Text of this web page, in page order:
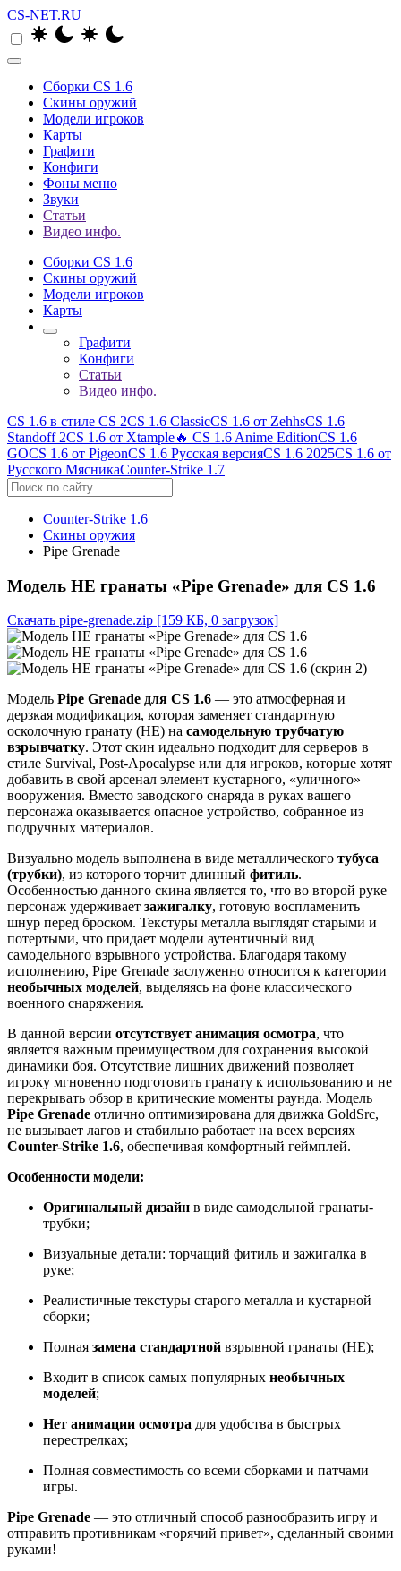
CS-NET.RU
Сборки CS 1.6
Скины оружий
Модели игроков
Карты
Графити
Конфиги
Фоны меню
Звуки
Статьи
Видео инфо.
Сборки CS 1.6
Скины оружий
Модели игроков
Карты
Графити
Конфиги
Статьи
Видео инфо.
CS 1.6 в стиле CS 2CS 1.6 ClassicCS 1.6 от ZehhsCS 1.6
Standoff 2CS 1.6 от Xtample🔥 CS 1.6 Anime EditionCS 1.6
GOCS 1.6 от PigeonCS 1.6 Русская версияCS 1.6 2025CS 1.6 от
Русского МясникаCounter-Strike 1.7
Counter-Strike 1.6
Скины оружия
Pipe Grenade
Модель HE гранаты «Pipe Grenade» для CS 1.6
Скачать pipe-grenade.zip [159 КБ, 0 загрузок]
Модель Pipe Grenade для CS 1.6 — это атмосферная и
дерзкая модификация, которая заменяет стандартную
осколочную гранату (HE) на самодельную трубчатую
взрывчатку. Этот скин идеально подходит для серверов в
стиле Survival, Post-Apocalypse или для игроков, которые хотят
добавить в свой арсенал элемент кустарного, «уличного»
вооружения. Вместо заводского снаряда в руках вашего
персонажа оказывается опасное устройство, собранное из
подручных материалов.
Визуально модель выполнена в виде металлического тубуса
(трубки), из которого торчит длинный фитиль.
Особенностью данного скина является то, что во второй руке
персонаж удерживает зажигалку, готовую воспламенить
шнур перед броском. Текстуры металла выглядят старыми и
потертыми, что придает модели аутентичный вид
самодельного взрывного устройства. Благодаря такому
исполнению, Pipe Grenade заслуженно относится к категории
необычных моделей, выделяясь на фоне классического
военного снаряжения.
В данной версии отсутствует анимация осмотра, что
является важным преимуществом для сохранения высокой
динамики боя. Отсутствие лишних движений позволяет
игроку мгновенно подготовить гранату к использованию и не
перекрывать обзор в критические моменты раунда. Модель
Pipe Grenade отлично оптимизирована для движка GoldSrc,
не вызывает лагов и стабильно работает на всех версиях
Counter-Strike 1.6, обеспечивая комфортный геймплей.
Особенности модели:
Оригинальный дизайн в виде самодельной гранаты-
трубки;
Визуальные детали: торчащий фитиль и зажигалка в
руке;
Реалистичные текстуры старого металла и кустарной
сборки;
Полная замена стандартной взрывной гранаты (HE);
Входит в список самых популярных необычных
моделей;
Нет анимации осмотра для удобства в быстрых
перестрелках;
Полная совместимость со всеми сборками и патчами
игры.
Pipe Grenade — это отличный способ разнообразить игру и
отправить противникам «горячий привет», сделанный своими
руками!